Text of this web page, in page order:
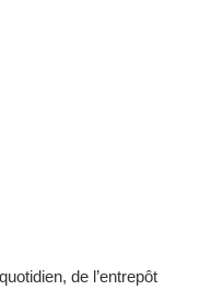
de l’entrepôt